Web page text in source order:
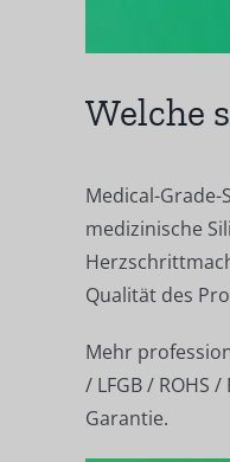
Welche
Medical-
medizinische
Qualität des
Mehr
/ LFGB /
Garantie.